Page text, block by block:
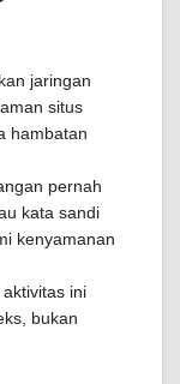
jaringan
situs
hambatan
pernah
kata sandi
kenyamanan
ini
bukan